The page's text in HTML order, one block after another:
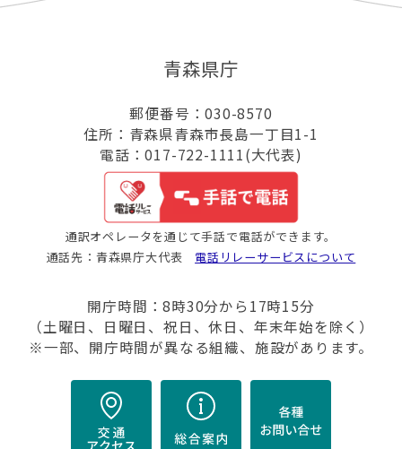
青森県庁
郵便番号：030-8570
住所：青森県青森市長島一丁目1-1
電話：017-722-1111(大代表)
通訳オペレータを通じて手話で電話ができます。
通話先：青森県庁大代表 電話リレーサービスについて
開庁時間：8時30分から17時15分
（土曜日、日曜日、祝日、休日、年末年始を除く）
※一部、開庁時間が異なる組織、施設があります。